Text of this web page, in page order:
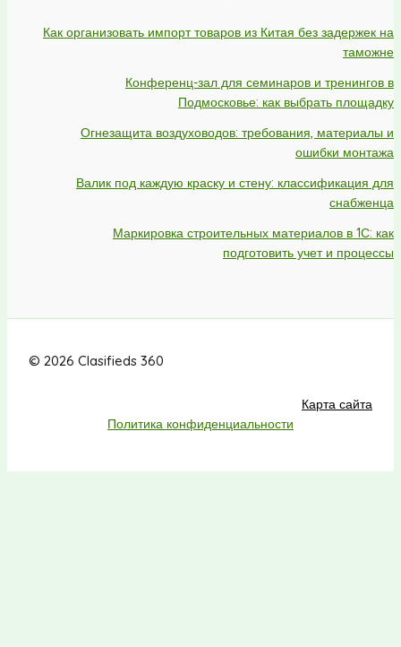
Как организовать импорт товаров из Китая без задержек на
таможне
Конференц-зал для семинаров и тренингов в
Подмосковье: как выбрать площадку
Огнезащита воздуховодов: требования, материалы и
ошибки монтажа
Валик под каждую краску и стену: классификация для
снабженца
Маркировка строительных материалов в 1С: как
подготовить учет и процессы
© 2026 Clasifieds 360
Карта сайта
Политика конфиденциальности